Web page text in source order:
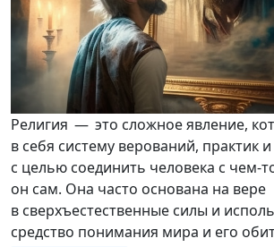
Религия — это сложное явление,
в себя систему верований, практик
с целью соединить человека с чем-
он сам. Она часто основана на вере
в сверхъестественные силы и
средство понимания мира и его